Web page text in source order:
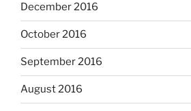
December 2016
October 2016
September 2016
August 2016